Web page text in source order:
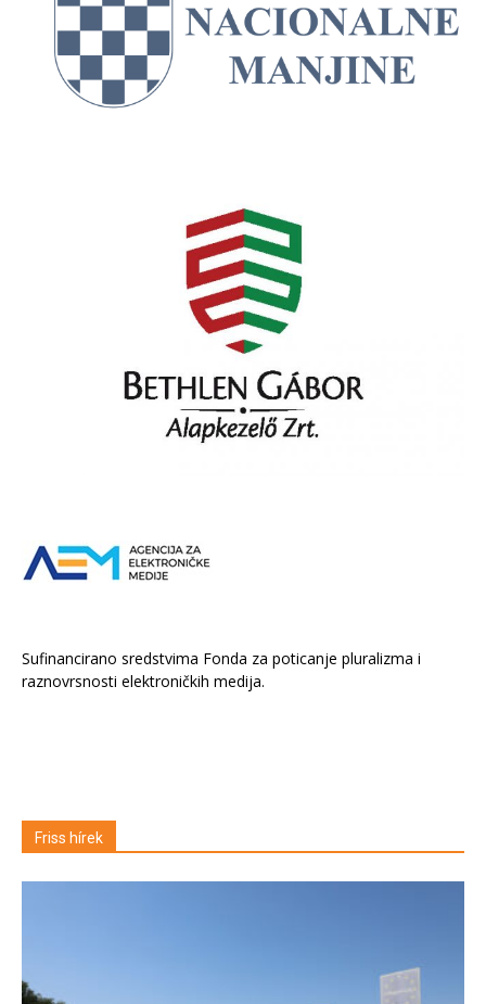
Sufinancirano sredstvima Fonda za poticanje pluralizma i
raznovrsnosti elektroničkih medija.
Friss hírek